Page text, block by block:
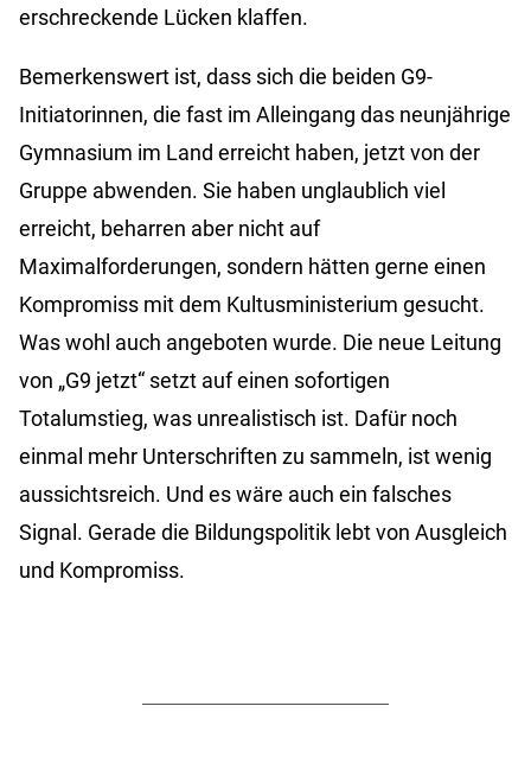
erschreckende Lücken klaffen.
Bemerkenswert ist, dass sich die beiden G9-
Initiatorinnen, die fast im Alleingang das neunjährige
Gymnasium im Land erreicht haben, jetzt von der
Gruppe abwenden. Sie haben unglaublich viel
erreicht, beharren aber nicht auf
Maximalforderungen, sondern hätten gerne einen
Kompromiss mit dem Kultusministerium gesucht.
Was wohl auch angeboten wurde. Die neue Leitung
von „G9 jetzt“ setzt auf einen sofortigen
Totalumstieg, was unrealistisch ist. Dafür noch
einmal mehr Unterschriften zu sammeln, ist wenig
aussichtsreich. Und es wäre auch ein falsches
Signal. Gerade die Bildungspolitik lebt von Ausgleich
und Kompromiss.